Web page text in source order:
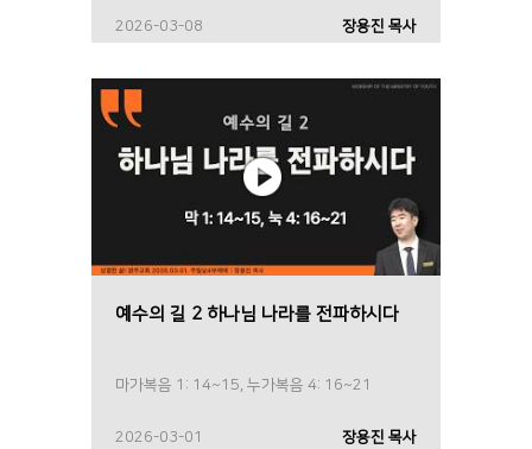
2026-03-08 장용진 목사
예수의 길 2 하나님 나라를 전파하시다
마가복음 1: 14~15, 누가복음 4: 16~21
2026-03-01 장용진 목사